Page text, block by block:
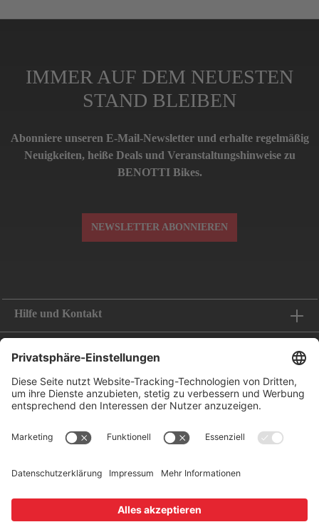
IMMER AUF DEM NEUESTEN
STAND BLEIBEN
Abonniere unseren E-Mail-Newsletter und erhalte regelmäßig
Neuigkeiten, heiße Deals und Veranstaltungshinweise zu
BENOTTI Bikes.
NEWSLETTER ABONNIEREN
Hilfe und Kontakt
Folge uns
Bestellung widerrufen
Zahlungsoptionen